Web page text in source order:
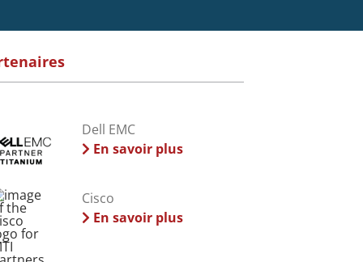
Dell EMC
En savoir plus
Cisco
En savoir plus